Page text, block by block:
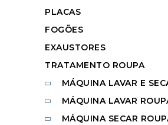
PLACAS
FOGÕES
EXAUSTORES
TRATAMENTO ROUPA
MÁQUINA LAVAR E
MÁQUINA LAVAR
MÁQUINA SECAR